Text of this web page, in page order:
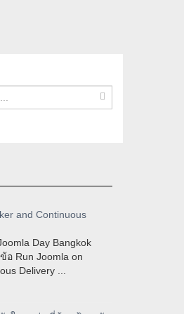
and Continuous
Day Bangkok
อ Run Joomla on
Delivery ...